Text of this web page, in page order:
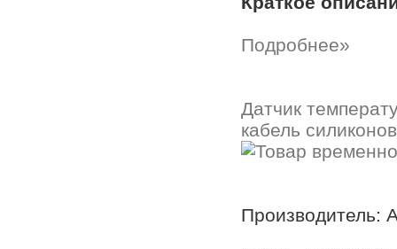
Подробнее»
Датчик
кабель
Производитель: